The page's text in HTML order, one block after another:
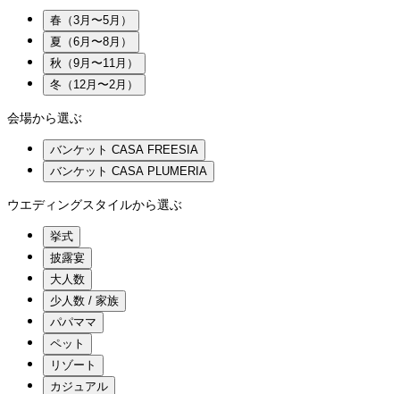
春（3月〜5月）
夏（6月〜8月）
秋（9月〜11月）
冬（12月〜2月）
会場から選ぶ
バンケット CASA FREESIA
バンケット CASA PLUMERIA
ウエディングスタイルから選ぶ
挙式
披露宴
大人数
少人数 / 家族
パパママ
ペット
リゾート
カジュアル